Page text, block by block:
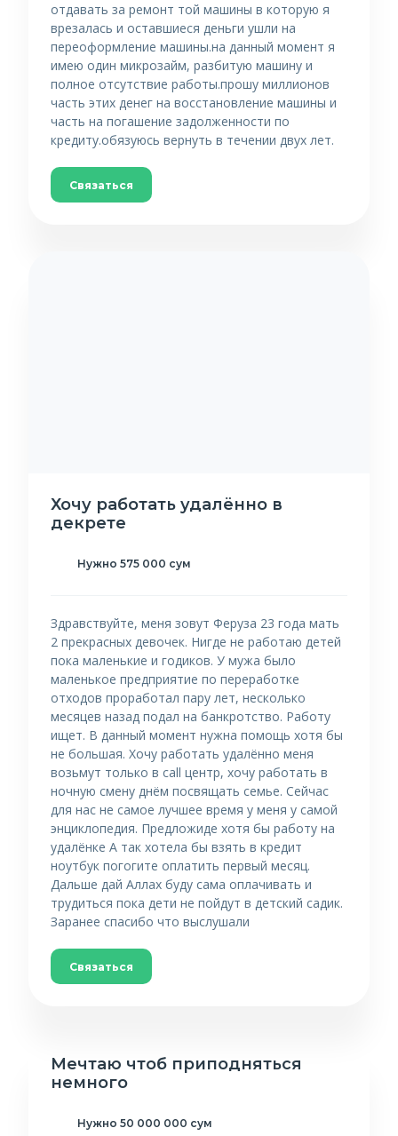
отдавать за ремонт той машины в которую я
врезалась и оставшиеся деньги ушли на
переоформление машины.на данный момент я
имею один микрозайм, разбитую машину и
полное отсутствие работы.прошу миллионов
часть этих денег на восстановление машины и
часть на погашение задолженности по
кредиту.обязуюсь вернуть в течении двух лет.
Связаться
Хочу работать удалённо в
декрете
Нужно 575 000 сум
Здравствуйте, меня зовут Феруза 23 года мать
2 прекрасных девочек. Нигде не работаю детей
пока маленькие и годиков. У мужа было
маленькое предприятие по переработке
отходов проработал пару лет, несколько
месяцев назад подал на банкротство. Работу
ищет. В данный момент нужна помощь хотя бы
не большая. Хочу работать удалённо меня
возьмут только в call центр, хочу работать в
ночную смену днём посвящать семье. Сейчас
для нас не самое лучшее время у меня у самой
энциклопедия. Предложиде хотя бы работу на
удалёнке А так хотела бы взять в кредит
ноутбук погогите оплатить первый месяц.
Дальше дай Аллах буду сама оплачивать и
трудиться пока дети не пойдут в детский садик.
Заранее спасибо что выслушали
Связаться
Мечтаю чтоб приподняться
немного
Нужно 50 000 000 сум